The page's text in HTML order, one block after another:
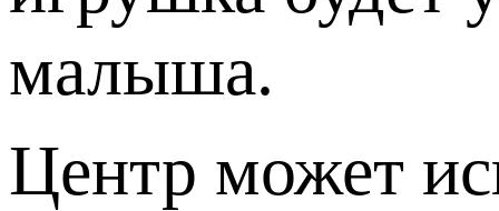
малыша.
Центр может